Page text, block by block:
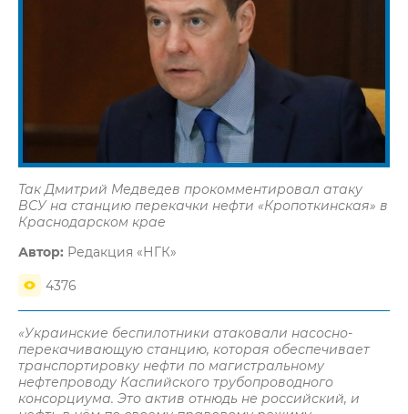
Так Дмитрий Медведев прокомментировал атаку
ВСУ на станцию перекачки нефти «Кропоткинская» в
Краснодарском крае
Автор: Редакция «НГК»
4376
«Украинские беспилотники атаковали насосно-
перекачивающую станцию, которая обеспечивает
транспортировку нефти по магистральному
нефтепроводу Каспийского трубопроводного
консорциума. Это актив отнюдь не российский, и